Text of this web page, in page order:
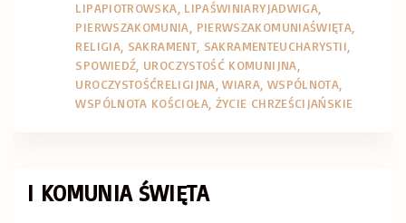
LIPAPIOTROWSKA LIPAŚWINIARYJADWIGA
PIERWSZAKOMUNIA PIERWSZAKOMUNIAŚWIĘTA
RELIGIA SAKRAMENT SAKRAMENTEUCHARYSTII
SPOWIEDŹ UROCZYSTOŚĆ KOMUNIJNA
UROCZYSTOŚĆRELIGIJNA WIARA WSPÓLNOTA
WSPÓLNOTA KOŚCIOŁA ŻYCIE CHRZEŚCIJAŃSKIE
I KOMUNIA ŚWIĘTA